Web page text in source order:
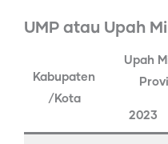
UMP atau Upah
Kabupaten
/Kota
Upah
2023